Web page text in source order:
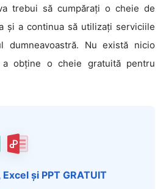
trebui să cumpărați o cheie de
și a continua să utilizați serviciile
dumneavoastră. Nu există nicio
a obține o cheie gratuită pentru
și PPT GRATUIT